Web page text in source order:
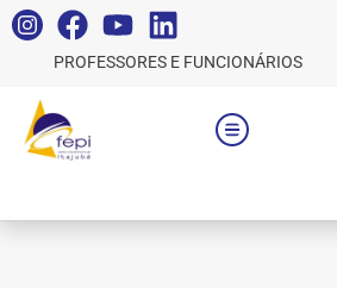
PROFESSORES E FUNCIONÁRIOS